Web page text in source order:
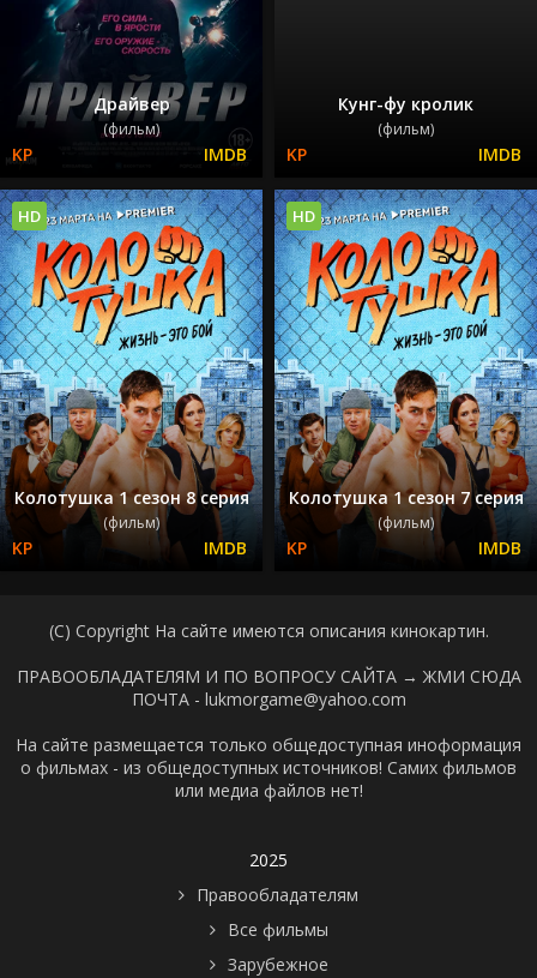
Драйвер
(фильм)
Кунг-фу кролик
(фильм)
Колотушка 1 сезон 8 серия
(фильм)
HD
Колотушка 1 сезон 7 серия
(фильм)
HD
(C) Copyright На сайте имеются описания кинокартин.
ПРАВООБЛАДАТЕЛЯМ И ПО ВОПРОСУ САЙТА → ЖМИ СЮДА
ПОЧТА - lukmorgame@yahoo.com
На сайте размещается только общедоступная иноформация
о фильмах - из общедоступных источников! Самих фильмов
или медиа файлов нет!
2025
Правообладателям
Все фильмы
Зарубежное